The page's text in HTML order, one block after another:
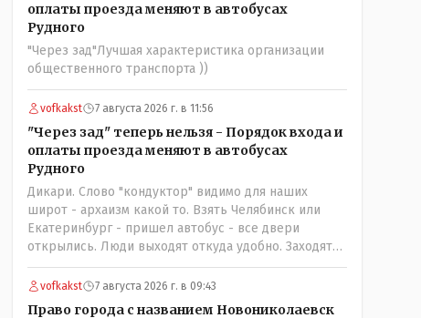
оплаты проезда меняют в автобусах
Рудного
"Через зад"Лучшая характеристика организации
общественного транспорта ))
vofkakst 7 августа 2026 г. в 11:56
"Через зад" теперь нельзя - Порядок входа и
оплаты проезда меняют в автобусах
Рудного
Дикари. Слово "кондуктор" видимо для наших
широт - архаизм какой то. Взять Челябинск или
Екатеринбург - пришел автобус - все двери
открылись. Люди выходят откуда удобно. Заходят
также в любую дверь. Далее - либо платишь сам (у
каждой двери есть валидатор), либо кондуктор
vofkakst 7 августа 2026 г. в 09:43
Право города с названием Новониколаевск